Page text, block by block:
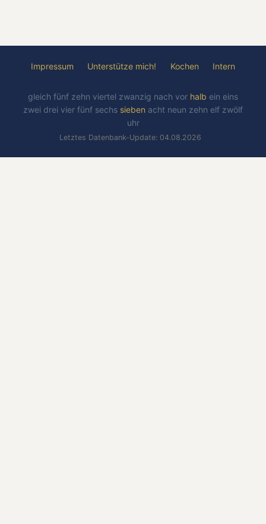
Impressum Unterstütze mich! Kochen Intern
gleich fünf zehn viertel zwanzig nach vor halb ein eins
zwei drei vier fünf sechs sieben acht neun zehn elf zwölf
uhr
Letztes Datenbank-Update: 04.08.2026